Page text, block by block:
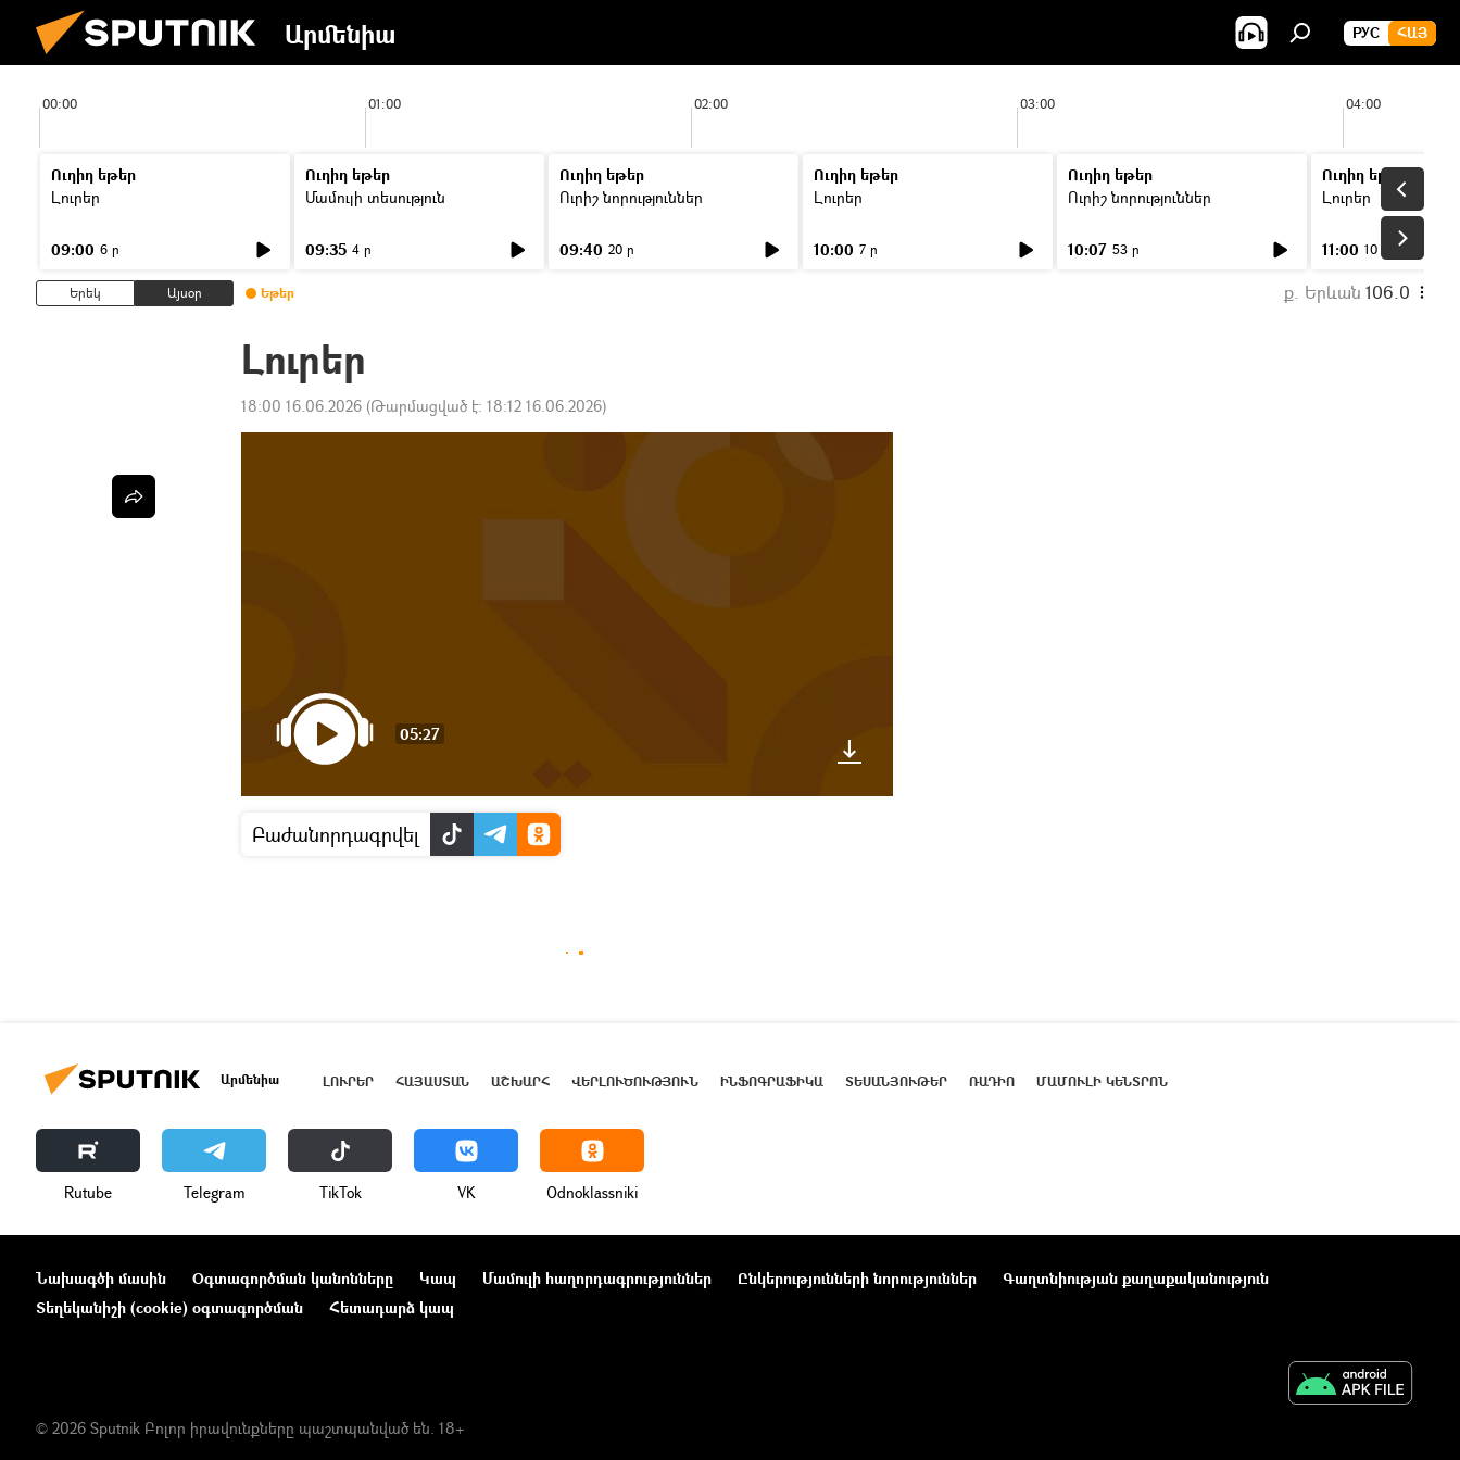
Արմենիա РУС ՀԱՅ
00:00 01:00 02:00 03:00 04:00
Ուղիղ եթեր
Լուրեր
09:00 6 ր
Ուղիղ եթեր
Մամուլի տեսություն
09:35 4 ր
Ուղիղ եթեր
Ուրիշ նորություններ
09:40 20 ր
Ուղիղ եթեր
Լուրեր
10:00 7 ր
Ուղիղ եթեր
Ուրիշ նորություններ
10:07 53 ր
Ուղիղ եթեր
Լուրեր
11:00 10 ր
Երեկ Այսօր Եթեր ք. Երևան 106.0
Լուրեր
18:00 16.06.2026 (Թարմացված է: 18:12 16.06.2026)
05:27
Բաժանորդագրվել
Արմենիա ԼՈՒՐԵՐ ՀԱՅԱՍՏԱՆ ԱՇԽԱՐՀ ՎԵՐԼՈՒԾՈՒԹՅՈՒՆ ԻՆՖՈԳՐԱՖԻԿԱ ՏԵՍԱՆՅՈՒԹԵՐ ՌԱԴԻՈ ՄԱՄՈՒԼԻ ԿԵՆՏՐՈՆ
Rutube Telegram ТikТоk VK Odnoklassniki
Նախագծի մասին Օգտագործման կանոնները Կապ Մամուլի հաղորդագրություններ Ընկերությունների նորություններ
Գաղտնիության քաղաքականություն
Տեղեկանիշի (cookie) օգտագործման
Հետադարձ կապ
© 2026 Sputnik Բոլոր իրավունքները պաշտպանված են. 18+